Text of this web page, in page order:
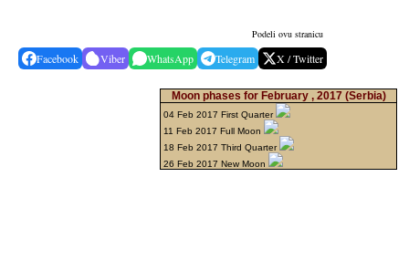
Podeli ovu stranicu
Facebook Viber WhatsApp Telegram X / Twitter
Moon phases for February , 2017 (Serbia)
04 Feb 2017 First Quarter
11 Feb 2017 Full Moon
18 Feb 2017 Third Quarter
26 Feb 2017 New Moon